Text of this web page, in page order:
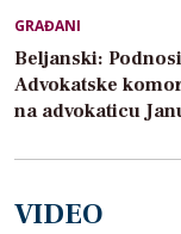
GRAĐANI
Beljanski:
Advokatske
na advokaticu
VIDEO